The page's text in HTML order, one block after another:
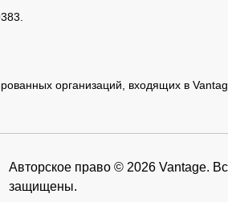
организаций, входящих в
Авторское право © 2026 Vantage.
защищены.